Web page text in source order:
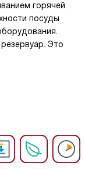
горячей
посуды
Это